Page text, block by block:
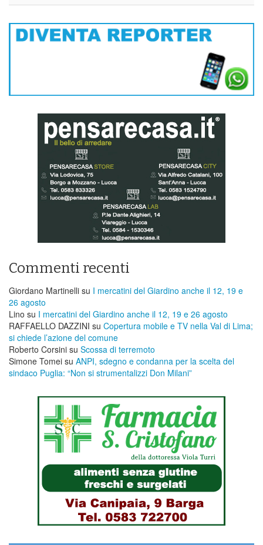
Commenti recenti
Giordano Martinelli su I mercatini del Giardino anche il 12, 19 e
26 agosto
Lino su I mercatini del Giardino anche il 12, 19 e 26 agosto
RAFFAELLO DAZZINI su ​Copertura mobile e TV nella Val di Lima;
si chiede l’azione del comune
Roberto Corsini su Scossa di terremoto
Simone Tomei su ANPI, sdegno e condanna per la scelta del
sindaco Puglia: “Non si strumentalizzi Don Milani”